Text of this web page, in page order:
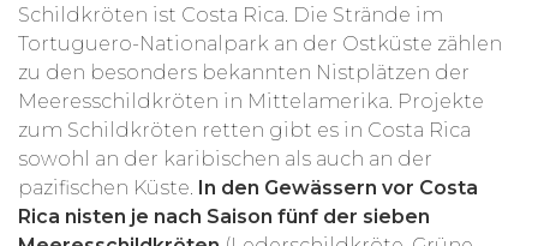
Schildkröten ist Costa Rica. Die Strände im
Tortuguero-Nationalpark an der Ostküste zählen
zu den besonders bekannten Nistplätzen der
Meeresschildkröten in Mittelamerika. Projekte
zum Schildkröten retten gibt es in Costa Rica
sowohl an der karibischen als auch an der
pazifischen Küste. In den Gewässern vor Costa
Rica nisten je nach Saison fünf der sieben